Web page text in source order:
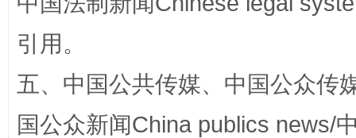
引用。
五、中国公共传媒、中国公众传
国公众新闻China publics news/